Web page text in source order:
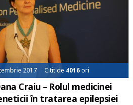
2017 Citit de 4016ori
Craiu – Rolul medicinei
în tratarea epilepsiei